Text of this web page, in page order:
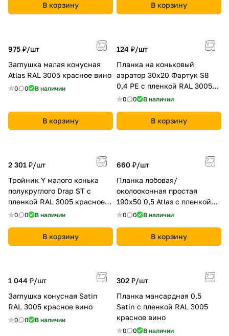
В корзину В корзину
975 ₽/шт
Заглушка малая конусная
Atlas RAL 3005 красное вино
0 0 В наличии
В корзину
124 ₽/шт
Планка на коньковый
аэратор 30х20 Фартук S8
0,4 PE с пленкой RAL 3005
красное вино
0 0 В наличии
В корзину
2 301 ₽/шт
Тройник Y малого конька
полукруглого Drap ST с
пленкой RAL 3005 красное
вино
0 0 В наличии
В корзину
660 ₽/шт
Планка лобовая/
околооконная простая
190х50 0,5 Atlas с пленкой
RAL 3005 красное вино
0 0 В наличии
В корзину
1 044 ₽/шт
Заглушка конусная Satin
RAL 3005 красное вино
0 0 В наличии
302 ₽/шт
Планка мансардная 0,5
Satin с пленкой RAL 3005
красное вино
0 0 В наличии